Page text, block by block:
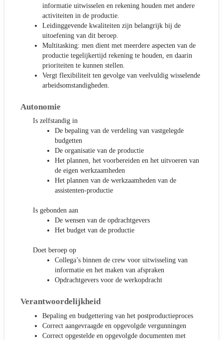
informatie uitwisselen en rekening houden met andere
activiteiten in de productie.
Leidinggevende kwaliteiten zijn belangrijk bij de
uitoefening van dit beroep.
Multitasking: men dient met meerdere aspecten van de
productie tegelijkertijd rekening te houden, en daarin
prioriteiten te kunnen stellen.
Vergt flexibiliteit ten gevolge van veelvuldig wisselende
arbeidsomstandigheden.
Autonomie
Is zelfstandig in
De bepaling van de verdeling van vastgelegde
budgetten
De organisatie van de productie
Het plannen, het voorbereiden en het uitvoeren van
de eigen werkzaamheden
Het plannen van de werkzaamheden van de
assistenten-productie
Is gebonden aan
De wensen van de opdrachtgevers
Het budget van de productie
Doet beroep op
Collega’s binnen de crew voor uitwisseling van
informatie en het maken van afspraken
Opdrachtgevers voor de werkopdracht
Verantwoordelijkheid
Bepaling en budgettering van het postproductieproces
Correct aangevraagde en opgevolgde vergunningen
Correct opgestelde en opgevolgde documenten met